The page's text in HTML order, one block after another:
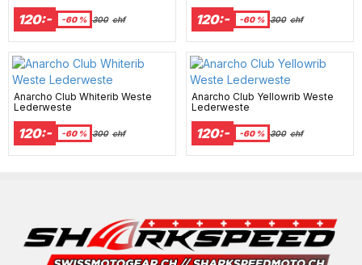
120:- -60 % 300 chf 120:- -60 % 300 chf
Anarcho Club Whiterib Weste
Lederweste
120:- -60 % 300 chf
Anarcho Club Yellowrib Weste
Lederweste
120:- -60 % 300 chf